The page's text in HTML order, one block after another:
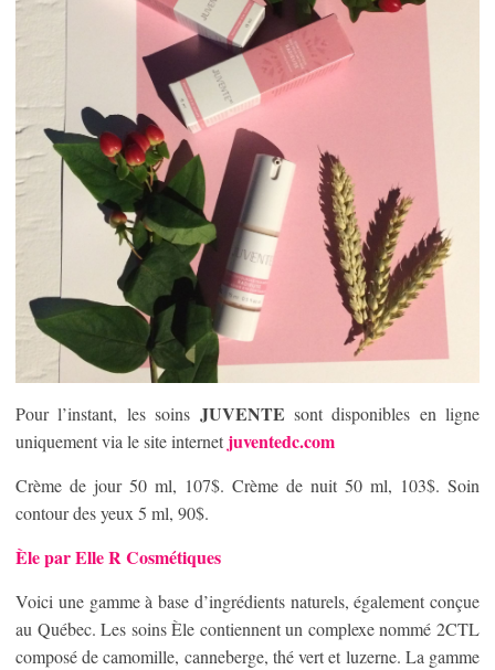
Pour l’instant, les soins JUVENTE sont disponibles en ligne
uniquement via le site internet juventedc.com
Crème de jour 50 ml, 107$. Crème de nuit 50 ml, 103$. Soin
contour des yeux 5 ml, 90$.
Èle par Elle R Cosmétiques
Voici une gamme à base d’ingrédients naturels, également conçue
au Québec. Les soins Èle contiennent un complexe nommé 2CTL
composé de camomille, canneberge, thé vert et luzerne. La gamme